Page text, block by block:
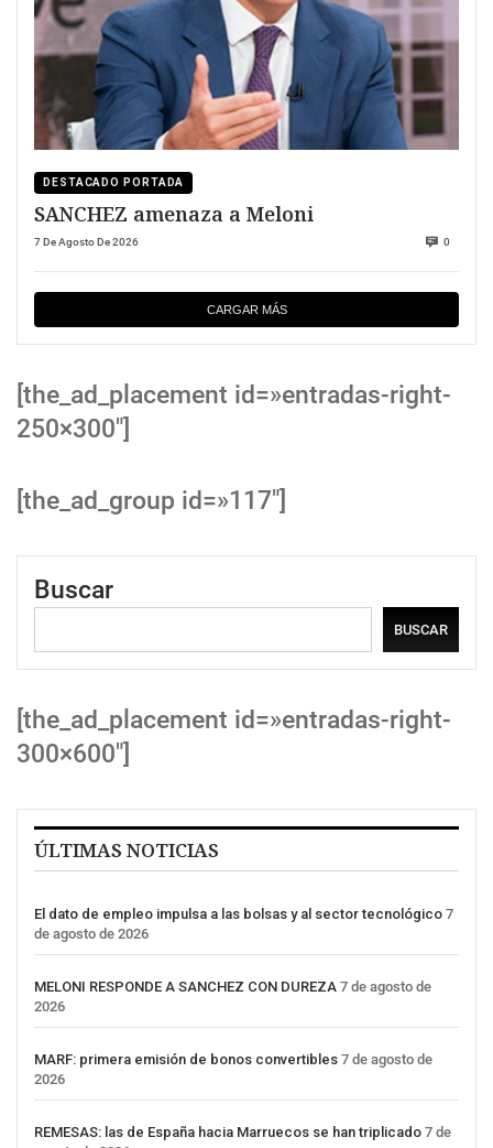
DESTACADO PORTADA
SANCHEZ amenaza a Meloni
7 De Agosto De 2026 0
CARGAR MÁS
[the_ad_placement id=»entradas-right-
250×300″]
[the_ad_group id=»117″]
Buscar
BUSCAR
[the_ad_placement id=»entradas-right-
300×600″]
ÚLTIMAS NOTICIAS
El dato de empleo impulsa a las bolsas y al sector tecnológico 7
de agosto de 2026
MELONI RESPONDE A SANCHEZ CON DUREZA 7 de agosto de
2026
MARF: primera emisión de bonos convertibles 7 de agosto de
2026
REMESAS: las de España hacia Marruecos se han triplicado 7 de